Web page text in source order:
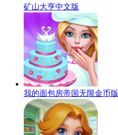
矿山大亨中文版
我的面包房帝国无限金币版